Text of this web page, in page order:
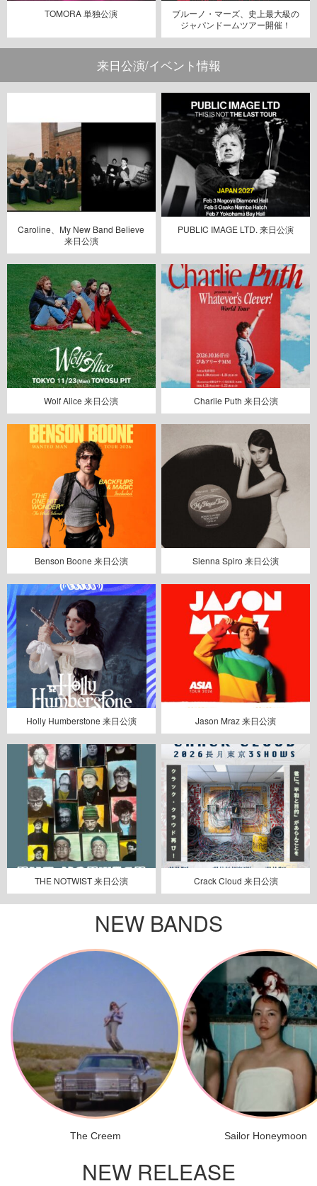
TOMORA 単独公演
ブルーノ・マーズ、史上最大級の
ジャパンドームツアー開催！
来日公演/イベント情報
Caroline、My New Band Believe
来日公演
PUBLIC IMAGE LTD. 来日公演
Wolf Alice 来日公演 Charlie Puth 来日公演
Benson Boone 来日公演 Sienna Spiro 来日公演
Holly Humberstone 来日公演 Jason Mraz 来日公演
THE NOTWIST 来日公演 Crack Cloud 来日公演
NEW BANDS
The Creem Sailor Honeymoon
NEW RELEASE